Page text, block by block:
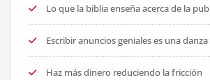
Lo que la biblia enseña acerca de la
Escribir anuncios geniales es una
Haz más dinero reduciendo la fricción